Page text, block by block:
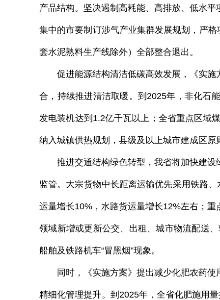
产品结构。坚决遏制高耗能、高排放、低水
集中的市要制订涉气产业集群发展规划，严
套水泥熟料生产线除外）全部整合退出。
促进能源结构清洁低碳高效发展，《实施
合，持续推进清洁取暖。到2025年，非化石
发电装机达到 1.2亿千瓦以上；全省重点区域
纳入城镇供热规划，县级及以上城市建成区原
推进交通结构绿色转型，我省将加快建设
监管。大宗货物中长距离运输优先采用铁路
运量增长10% ，水路货运量增长12%左右；重
领域新增或更新公交、出租、城市物流配送
船舶及铁路机车“冒黑烟”现象。
同时，《实施方案》提出减少化肥农药使
精细化管理提升。到 2025年，全省化肥施用